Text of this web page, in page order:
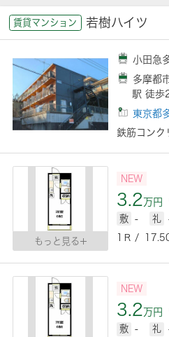
賃貸マンション 若樹ハイツ
小田急
多摩都
駅 徒歩
東京都
鉄筋コン
もっと見る
NEW
3.2万円
敷 - 礼
1Ｒ /
NEW
3.2万円
敷 - 礼